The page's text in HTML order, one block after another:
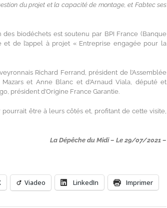
du projet et la capacité de montage, et Fabtec ses
biodéchets est soutenu par BPI France (Banque
et de l’appel à projet « Entreprise engagée pour la
Richard Ferrand, président de l’Assemblée
et Anne Blanc et d’Arnaud Viala, député et
président d’Origine France Garantie.
être à leurs côtés et, profitant de cette visite,
La Dépêche du Midi – Le 29/07/2021 –
Viadeo LinkedIn Imprimer